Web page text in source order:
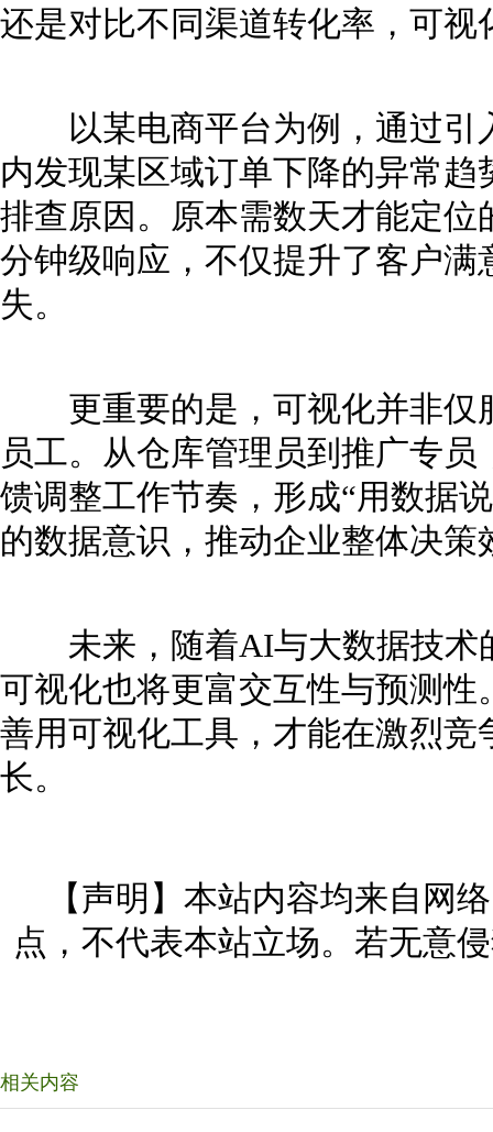
还是对比不同渠道转化率，可
以某电商平台为例，通过引
内发现某区域订单下降的异常
排查原因。原本需数天才能定
分钟级响应，不仅提升了客户
失。
更重要的是，可视化并非仅
员工。从仓库管理员到推广专
馈调整工作节奏，形成“用数据
的数据意识，推动企业整体决
未来，随着AI与大数据技术
可视化也将更富交互性与预测
善用可视化工具，才能在激烈
长。
【声明】本站内容均来自网
点，不代表本站立场。若无意
相关内容